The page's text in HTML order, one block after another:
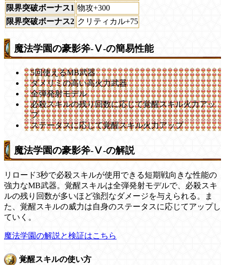
限界突破ボーナス1 物攻+300
限界突破ボーナス2 クリティカル+75
魔法学園の豪影斧-Ⅴ-の簡易性能
5回使えるMB武器
ダメリミの高い高火力武器
全弾発射モデル
必殺スキルの残り回数に応じて覚醒スキル火力アッ
プ
ステータスに応じて覚醒スキル火力アップ
魔法学園の豪影斧-Ⅴ-の解説
リロード3秒で必殺スキルが使用できる短期戦向きな性能の
強力なMB武器。覚醒スキルは全弾発射モデルで、必殺スキ
ルの残り回数が多いほど強烈なダメージを与えられる。ま
た、覚醒スキルの威力は自身のステータスに応じてアップし
ていく。
魔法学園の解説と検証はこちら
覚醒スキルの使い方